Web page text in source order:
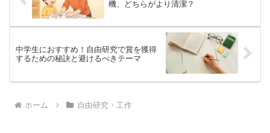
機、どちらがより清潔？
中学生におすすめ！自由研究で賞を獲得
するための秘訣と避けるべきテーマ
ホーム 自由研究・工作